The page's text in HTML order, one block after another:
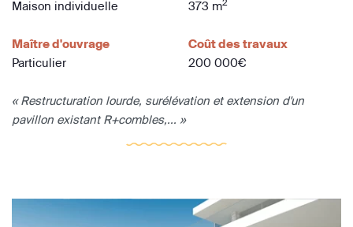
Maison individuelle 373 m
Maître d'ouvrage
Particulier
Coût des travaux
200 000€
« Restructuration lourde, surélévation et extension d'un
pavillon existant R+combles,... »